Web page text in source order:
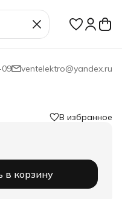
ventelektro@yandex.ru
В избранное
в корзину